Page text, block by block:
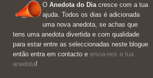
O Anedota do Diacresce com a tua
ajuda. Todos os dias é adicionada
uma nova anedota, se achas que
tens uma anedota divertida e com qualidade
para estar entre as seleccionadas neste blogue
então entra em contacto e envia-nos a tua
anedota!